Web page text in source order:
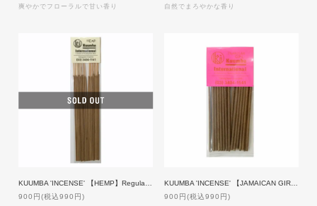
爽やかでフローラルで甘い香り 自然でまろやかな香り
900円(税込990円)
900円(税込990円)